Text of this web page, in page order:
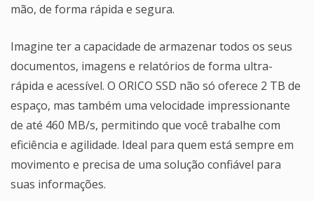
mão, de forma rápida e segura.
Imagine ter a capacidade de armazenar todos os seus
documentos, imagens e relatórios de forma ultra-
rápida e acessível. O ORICO SSD não só oferece 2 TB de
espaço, mas também uma velocidade impressionante
de até 460 MB/s, permitindo que você trabalhe com
eficiência e agilidade. Ideal para quem está sempre em
movimento e precisa de uma solução confiável para
suas informações.